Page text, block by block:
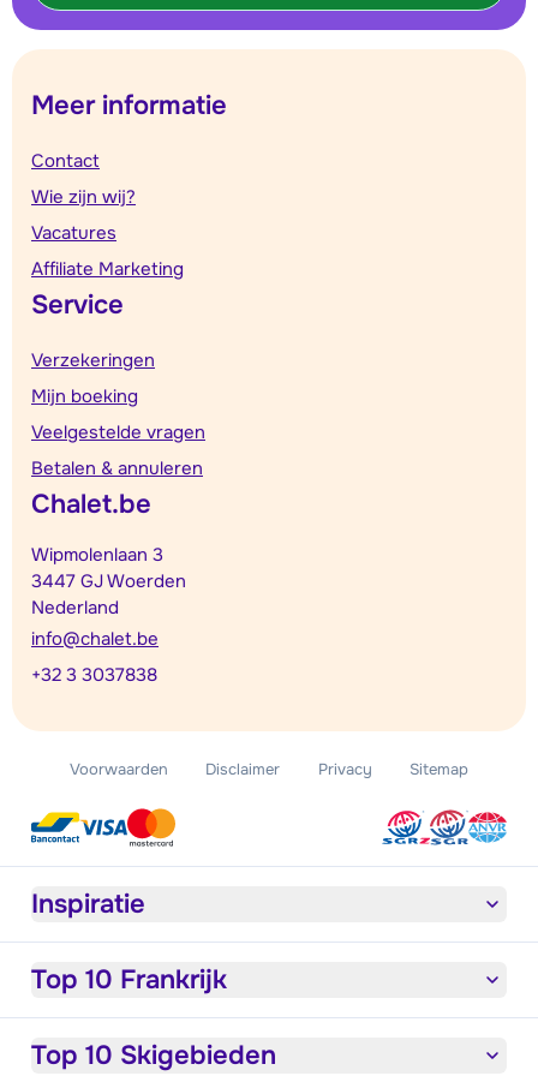
Meer informatie
Contact
Wie zijn wij?
Vacatures
Affiliate Marketing
Service
Verzekeringen
Mijn boeking
Veelgestelde vragen
Betalen & annuleren
Chalet.be
Wipmolenlaan 3
3447 GJ Woerden
Nederland
info@chalet.be
+32 3 3037838
Voorwaarden Disclaimer Privacy Sitemap
Inspiratie
Top 10 Frankrijk
Top 10 Skigebieden